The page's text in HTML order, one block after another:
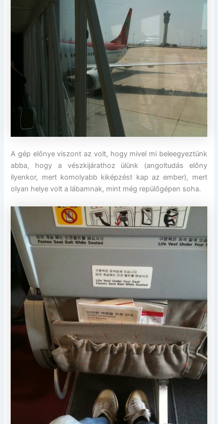
A gép előnye viszont az volt, hogy mivel mi beleegyeztünk
abba, hogy a vészkijárathoz ülünk (angoltudás előny
ilyenkor, mert komolyabb kiképzést kap az ember), mert
olyan helye volt a lábamnak, mint még repülőgépen soha.